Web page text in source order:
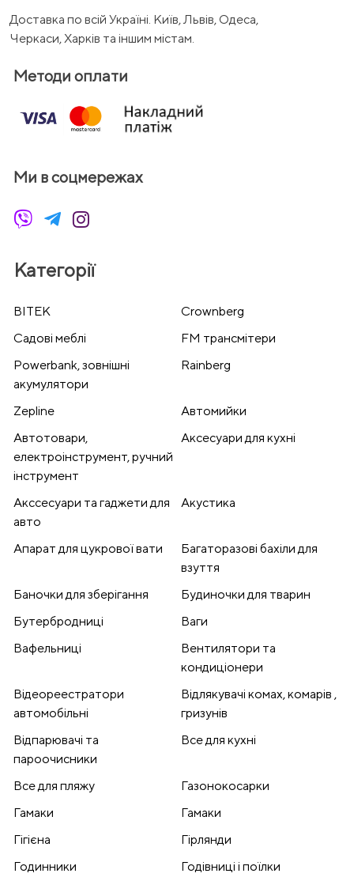
Доставка по всій Україні. Київ, Львів, Одеса,
Черкаси, Харків та іншим містам.
Методи оплати
Ми в соцмережах
Категорії
BITEK
Crownberg
Cадові меблі
FM трансмітери
Powerbank, зовнішні
акумулятори
Rainberg
Zepline
Автомийки
Автотовари,
електроінструмент, ручний
інструмент
Аксесуари для кухні
Акссесуари та гаджети для
авто
Акустика
Апарат для цукрової вати
Багаторазові бахіли для
взуття
Баночки для зберігання
Будиночки для тварин
Бутербродниці
Ваги
Вафельниці
Вентилятори та
кондиціонери
Відеореестратори
автомобільні
Відлякувачі комах, комарів ,
гризунів
Відпарювачі та
пароочисники
Все для кухні
Все для пляжу
Газонокосарки
Гамаки
Гамаки
Гігієна
Гірлянди
Годинники
Годівниці і поїлки